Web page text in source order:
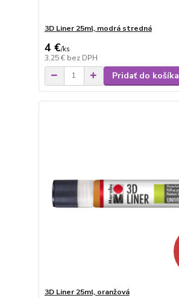
3D Liner 25ml, modrá stredná
4 €/ks
3,25 € bez DPH
Pridať do košíka
3D Liner 25ml, oranžová